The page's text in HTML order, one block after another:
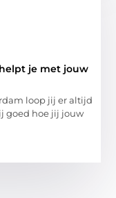
je met jouw
loop jij er altijd
goed hoe jij jouw